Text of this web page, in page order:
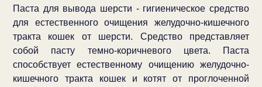
Паста для вывода шерсти - гигиеническое средство
для естественного очищения желудочно-кишечного
тракта кошек от шерсти. Средство представляет
собой пасту темно-коричневого цвета. Паста
способствует естественному очищению желудочно-
кишечного тракта кошек и котят от проглоченной